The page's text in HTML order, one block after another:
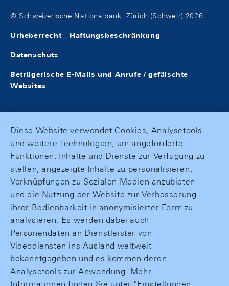
© Schweizerische Nationalbank, Zürich (Schweiz) 2026
Urheberrecht Haftungsbeschränkung
Datenschutz
Betrügerische E-Mails und Anrufe / gefälschte
Websites
Diese Website verwendet Cookies, Analysetools
und weitere Technologien, um angeforderte
Funktionen, Inhalte und Dienste zur Verfügung zu
stellen, angezeigte Inhalte zu personalisieren,
Verknüpfungen zu Sozialen Medien anzubieten
und die Nutzung der Website zur Verbesserung
ihrer Bedienbarkeit in anonymisierter Form zu
analysieren. Es werden dabei auch
Personendaten an Dienstleister von
Videodiensten ins Ausland weltweit
bekanntgegeben und es kommen deren
Analysetools zur Anwendung. Mehr